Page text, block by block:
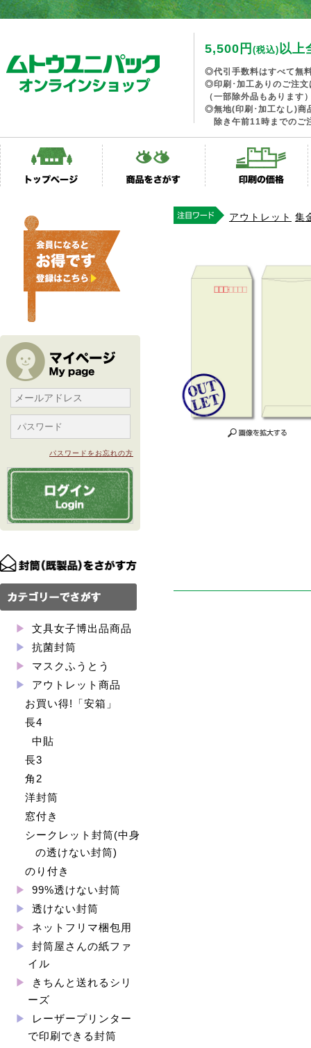
5,500円 (税込)以上
◎代引手数料はすべて無
◎印刷･加工ありのご注文
（一部除外品もあります
◎無地(印刷･加工なし)商
除き午前11時までのご
パスワードをお忘れの方
文具女子博出品商品
抗菌封筒
マスクふうとう
アウトレット商品
お買い得!「安箱」
長4
中貼
長3
角2
洋封筒
窓付き
シークレット封筒(中身
の透けない封筒)
のり付き
99%透けない封筒
透けない封筒
ネットフリマ梱包用
封筒屋さんの紙ファ
イル
きちんと送れるシリ
ーズ
レーザープリンター
で印刷できる封筒
アウトレット 集